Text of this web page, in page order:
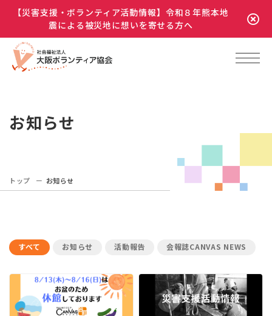
【災害支援・ボランティア活動情報】令和８年熊本地
震による被災地に想いを寄せる方へ
お知らせ
トップ お知らせ
すべて お知らせ 活動報告 会報誌CANVAS NEWS